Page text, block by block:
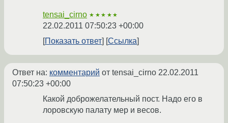
tensai_cirno ★★★★★
22.02.2011 07:50:23 +00:00
Показать ответ
Ссылка
Ответ на: комментарий от tensai_cirno 22.02.2011
07:50:23 +00:00
Какой доброжелательный пост. Надо его в
лоровскую палату мер и весов.